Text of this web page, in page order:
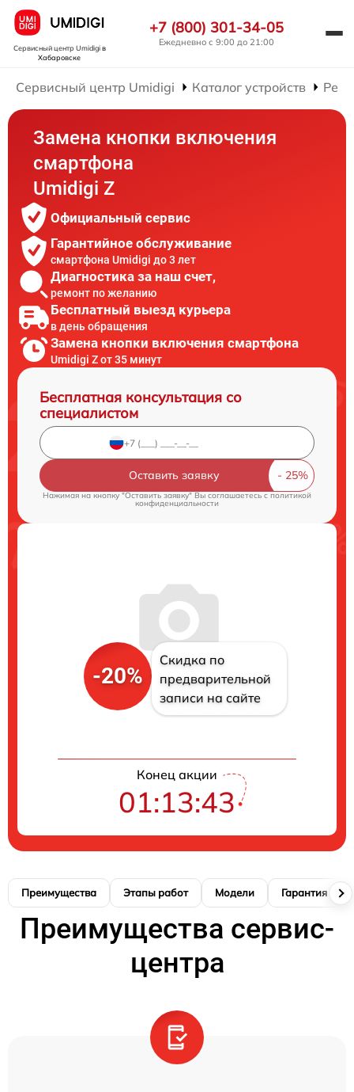
Сервисный центр Umidigiв
Хабаровске
+7 (800) 301-34-05
Ежедневно с 9:00 до 21:00
Сервисный центр Umidigi Каталог устройств
Замена кнопки включения
смартфона
Umidigi Z
Официальный сервис
Гарантийное обслуживание
смартфона Umidigi до 3 лет
Диагностика за наш счет,
ремонт по желанию
Бесплатный выезд курьера
в день обращения
Замена кнопки включения смартфона
Umidigi Z от 35 минут
Бесплатная консультация со
специалистом
Оставить заявку
Нажимая на кнопку "Оставить заявку" Вы соглашаетесь c политикой
конфиденциальности
-20%
Скидка по
предварительной
записи на сайте
Конец акции
01:13:42
Преимущества Этапы работ Модели Гарантия
Преимущества сервис-
центра